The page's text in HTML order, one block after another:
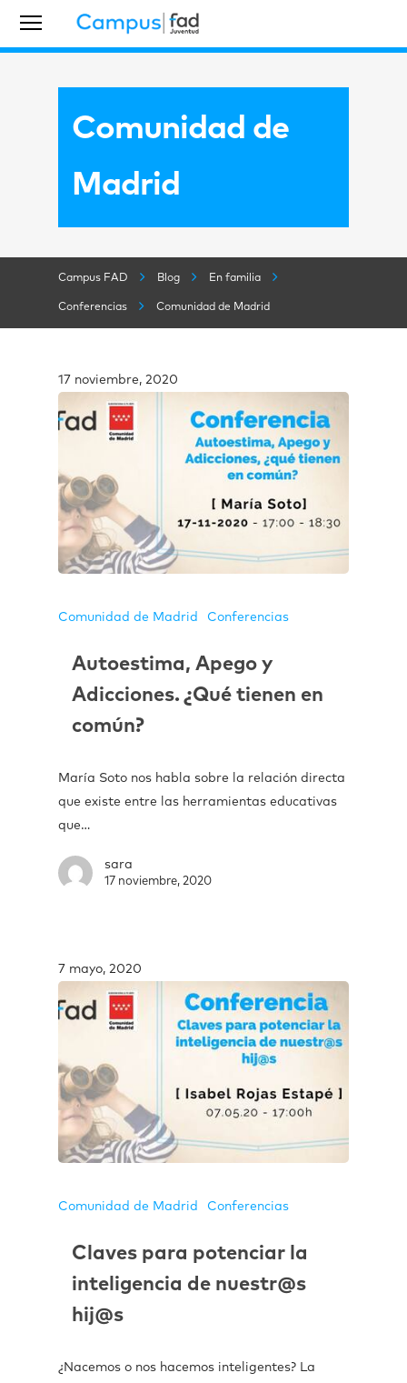
Comunidad de
Madrid
Campus FAD Blog En familia
Conferencias Comunidad de Madrid
17 noviembre, 2020
Comunidad de Madrid Conferencias
Autoestima, Apego y
Adicciones. ¿Qué tienen en
común?
María Soto nos habla sobre la relación directa
que existe entre las herramientas educativas
que…
sara
17 noviembre, 2020
7 mayo, 2020
Comunidad de Madrid Conferencias
Claves para potenciar la
inteligencia de nuestr@s
hij@s
¿Nacemos o nos hacemos inteligentes? La